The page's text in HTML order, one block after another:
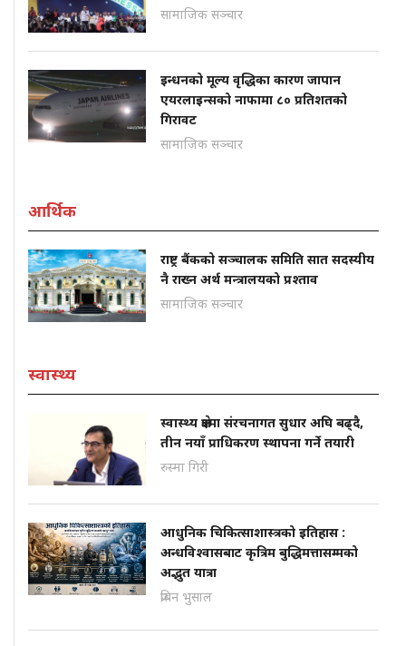
सामाजिक सञ्चार
इन्धनको मूल्य वृद्धिका कारण जापान
एयरलाइन्सको नाफामा ८० प्रतिशतको
गिरावट
सामाजिक सञ्चार
आर्थिक
राष्ट्र बैंकको सञ्चालक समिति सात सदस्यीय
नै राख्न अर्थ मन्त्रालयको प्रश्ताव
सामाजिक सञ्चार
स्वास्थ्य
स्वास्थ्य क्षेत्रमा संरचनागत सुधार अघि बढ्दै,
तीन नयाँ प्राधिकरण स्थापना गर्ने तयारी
रुस्मा गिरी
आधुनिक चिकित्साशास्त्रको इतिहास :
अन्धविश्वासबाट कृत्रिम बुद्धिमत्तासम्मको
अद्भुत यात्रा
प्रबिन भुसाल